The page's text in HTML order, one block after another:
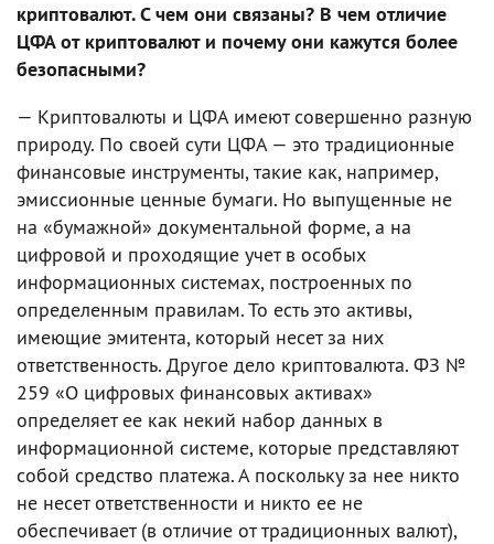
криптовалют. С чем они связаны? В чем отличие
ЦФА от криптовалют и почему они кажутся более
безопасными?
— Криптовалюты и ЦФА имеют совершенно разную
природу. По своей сути ЦФА — это традиционные
финансовые инструменты, такие как, например,
эмиссионные ценные бумаги. Но выпущенные не
на «бумажной» документальной форме, а на
цифровой и проходящие учет в особых
информационных системах, построенных по
определенным правилам. То есть это активы,
имеющие эмитента, который несет за них
ответственность. Другое дело криптовалюта. ФЗ №
259 «О цифровых финансовых активах»
определяет ее как некий набор данных в
информационной системе, которые представляют
собой средство платежа. А поскольку за нее никто
не несет ответственности и никто ее не
обеспечивает (в отличие от традиционных валют),